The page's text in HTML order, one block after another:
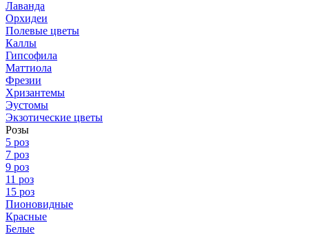
Лаванда
Орхидеи
Полевые цветы
Каллы
Гипсофила
Маттиола
Фрезии
Хризантемы
Эустомы
Экзотические цветы
Розы
5 роз
7 роз
9 роз
11 роз
15 роз
Пионовидные
Красные
Белые